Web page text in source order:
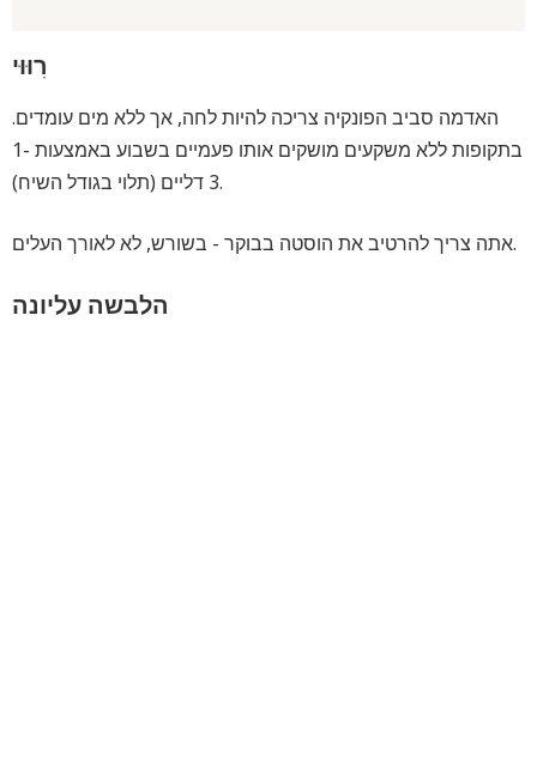
רִוּוּי
האדמה סביב הפונקיה צריכה להיות לחה, אך ללא מים עומדים.
בתקופות ללא משקעים מושקים אותו פעמיים בשבוע באמצעות 1-
3 דליים (תלוי בגודל השיח).
אתה צריך להרטיב את הוסטה בבוקר - בשורש, לא לאורך העלים.
הלבשה עליונה